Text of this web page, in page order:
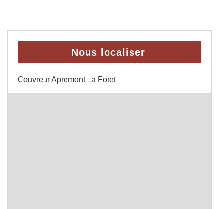
Nous localiser
Couvreur Apremont La Foret